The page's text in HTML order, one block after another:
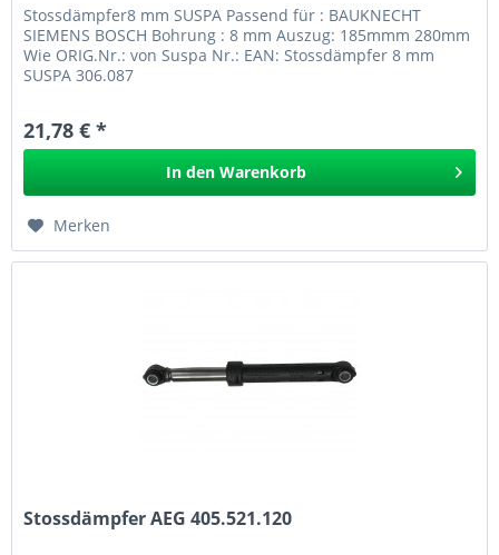
Stossdämpfer8 mm SUSPA Passend für : BAUKNECHT
SIEMENS BOSCH Bohrung : 8 mm Auszug: 185mmm 280mm
Wie ORIG.Nr.: von Suspa Nr.: EAN: Stossdämpfer 8 mm
SUSPA 306.087
21,78 € *
In den Warenkorb
Merken
Stossdämpfer AEG 405.521.120